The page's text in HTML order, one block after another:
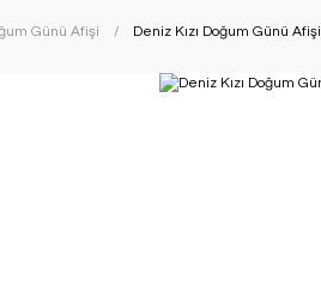
Günü Afişi Deniz Kızı Doğum Günü Afişi